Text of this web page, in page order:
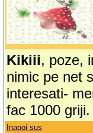
Kikiii, poze,
nimic pe net
interesati-
fac 1000 griji.
Inapoi sus